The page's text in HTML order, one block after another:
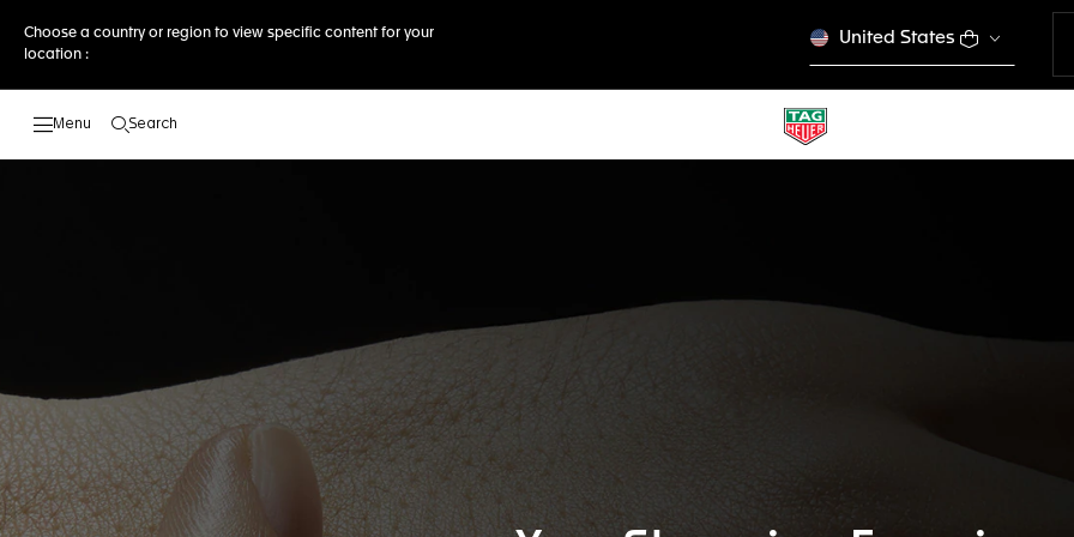
Choose a country or region to view specific content for your
location :
United States
Search